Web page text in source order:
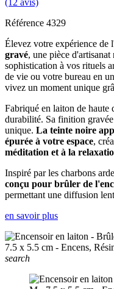
(12 avis)
Référence 4329
Élevez votre expérience de
gravé, une pièce
sophistication à vos rituels
de vie ou votre bureau en
vivez un moment unique
Fabriqué en laiton de haute
durabilité. Sa finition
unique. La teinte noire
épurée à votre espace,
méditation et à la
Inspiré par les charbons
conçu pour brûler de
permettant une diffusion
en savoir plus
search